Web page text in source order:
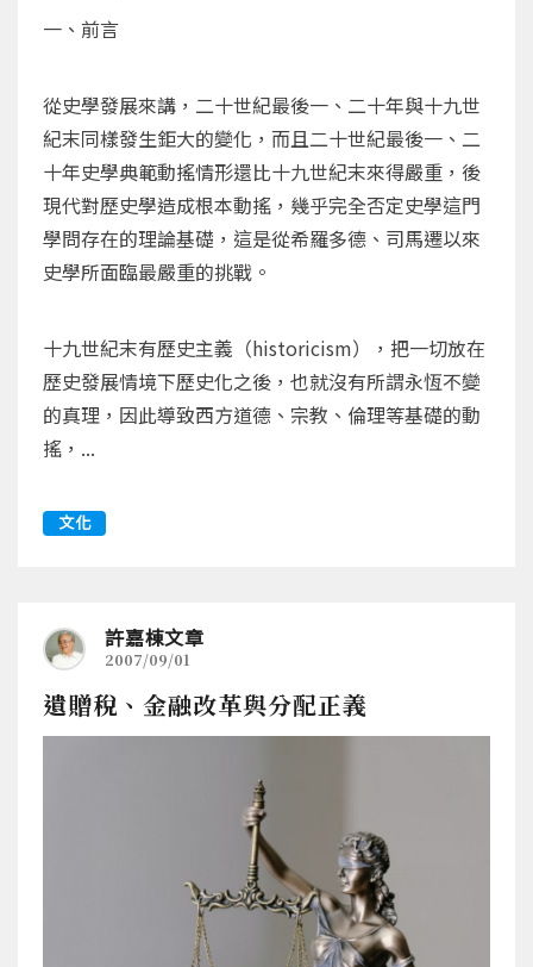
一、前言
從史學發展來講，二十世紀最後一、二十年與十九世
紀末同樣發生鉅大的變化，而且二十世紀最後一、二
十年史學典範動搖情形還比十九世紀末來得嚴重，後
現代對歷史學造成根本動搖，幾乎完全否定史學這門
學問存在的理論基礎，這是從希羅多德、司馬遷以來
史學所面臨最嚴重的挑戰。
十九世紀末有歷史主義（historicism），把一切放在
歷史發展情境下歷史化之後，也就沒有所謂永恆不變
的真理，因此導致西方道德、宗教、倫理等基礎的動
搖，...
文化
許嘉棟文章
2007/09/01
遺贈稅、金融改革與分配正義